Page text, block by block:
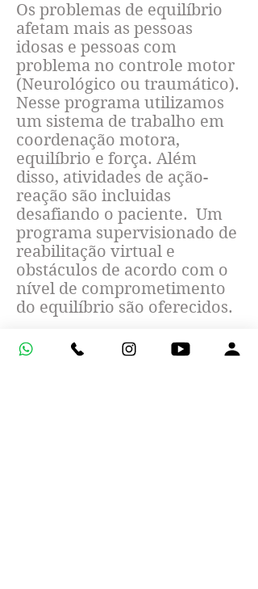
Os problemas de equilíbrio
afetam mais as pessoas
idosas e pessoas com
problema no controle motor
(Neurológico ou traumático).
Nesse programa utilizamos
um sistema de trabalho em
coordenação motora,
equilíbrio e força. Além
disso, atividades de ação-
reação são incluidas
desafiando o paciente. Um
programa supervisionado de
reabilitação virtual e
obstáculos de acordo com o
nível de comprometimento
do equilíbrio são oferecidos.
TOPO